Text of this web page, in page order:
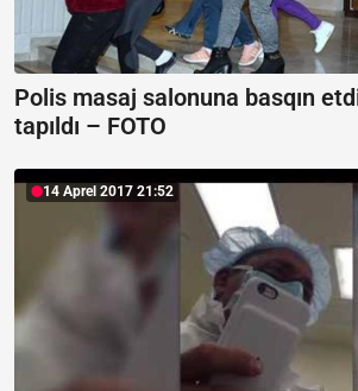
Polis masaj salonuna basqın
tapıldı – FOTO
14 Aprel 2017 21:52